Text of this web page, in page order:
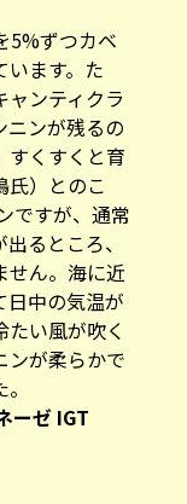
5%ずつカベ
います。た
ンティクラ
ニンが残るの
すくすくと育
氏）とのこ
ですが、通常
るところ、
せん。海に近
日中の気温が
い風が吹く
ンが柔らかで
ゼ IGT